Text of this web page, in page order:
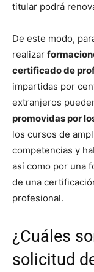
titular podrá
De este modo,
realizar
certificado de
impartidas por
extranjeros
promovidas por
los cursos de
competencias y
así como por una
de una
profesional.
¿Cuáles
solicitud